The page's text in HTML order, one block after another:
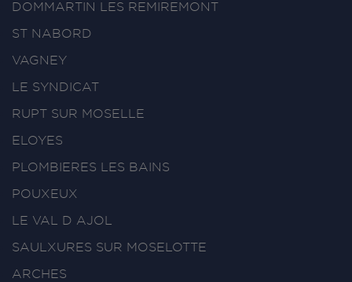
DOMMARTIN LES REMIREMONT
ST NABORD
VAGNEY
LE SYNDICAT
RUPT SUR MOSELLE
ELOYES
PLOMBIERES LES BAINS
POUXEUX
LE VAL D AJOL
SAULXURES SUR MOSELOTTE
ARCHES